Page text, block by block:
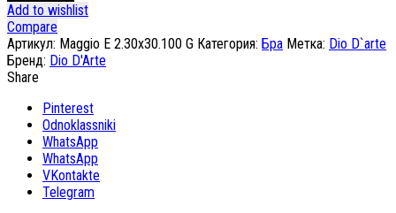
Add to wishlist
Compare
Артикул: Maggio E 2.30x30.100 G Категория: Бра Метка: Dio D`arte
Бренд: Dio D'Arte
Share
Pinterest
Odnoklassniki
WhatsApp
WhatsApp
VKontakte
Telegram